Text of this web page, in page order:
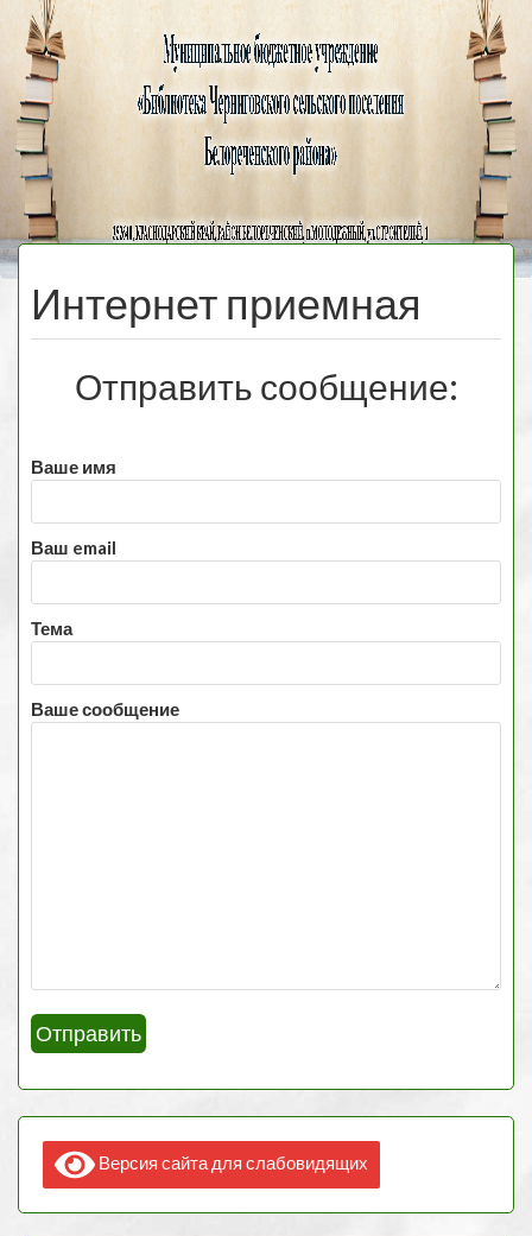
Черниговская
библиотека
МЕНЮ
Интернет приемная
Отправить сообщение:
Ваше имя
Ваш email
Тема
Ваше сообщение
Версия сайта для слабовидящих